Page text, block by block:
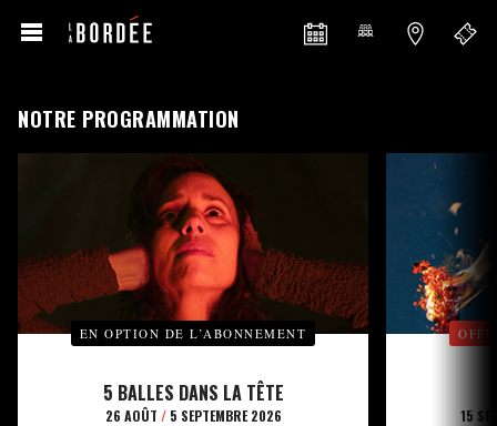
NOTRE PROGRAMMATION
EN OPTION DE L’ABONNEMENT
5 BALLES DANS LA TÊTE
26 AOÛT /5 SEPTEMBRE 2026 15